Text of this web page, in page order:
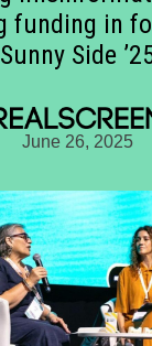
funding in
Sunny Side
June 26, 2025